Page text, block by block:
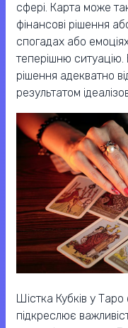
сфері. Карта може
фінансові рішення
спогадах або
теперішню ситуацію.
рішення адекватно
результатом
Шістка Кубків у
підкреслює